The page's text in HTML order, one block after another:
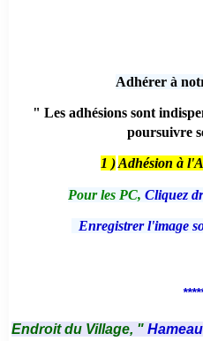
Adhérer à
" Les adhésions sont
poursuivre
1 ) Adhésion à
Pour les PC, Cliquez
Enregistrer l'image
Endroit du Village, "